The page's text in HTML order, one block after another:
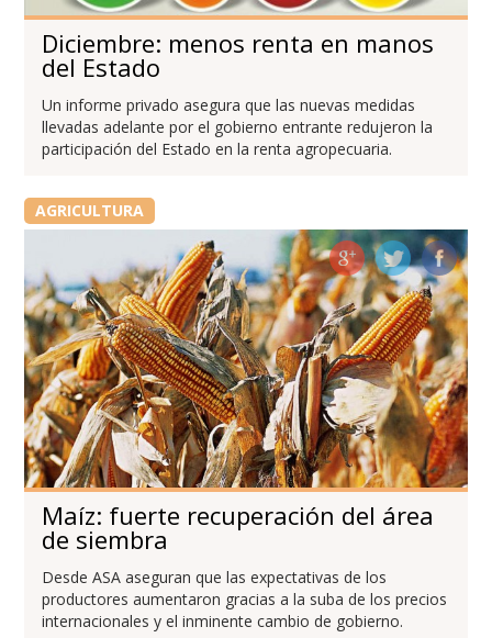
Diciembre: menos renta en manos
del Estado
Un informe privado asegura que las nuevas medidas
llevadas adelante por el gobierno entrante redujeron la
participación del Estado en la renta agropecuaria.
AGRICULTURA
Maíz: fuerte recuperación del área
de siembra
Desde ASA aseguran que las expectativas de los
productores aumentaron gracias a la suba de los precios
internacionales y el inminente cambio de gobierno.